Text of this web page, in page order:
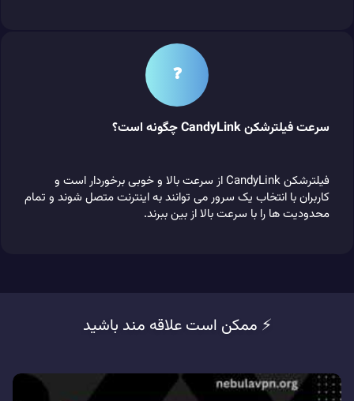
سرعت فیلترشکن CandyLink چگونه است؟
فیلترشکن CandyLink از سرعت بالا و خوبی برخوردار است و
کاربران با انتخاب یک سرور می توانند به اینترنت متصل شوند و تمام
محدودیت‌ ها را با سرعت بالا از بین ببرند.
❓
⚡️ ممکن است علاقه مند باشید